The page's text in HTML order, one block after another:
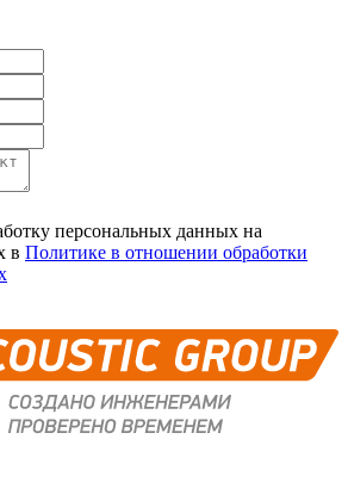
персональных данных на
в Политике в отношении обработки